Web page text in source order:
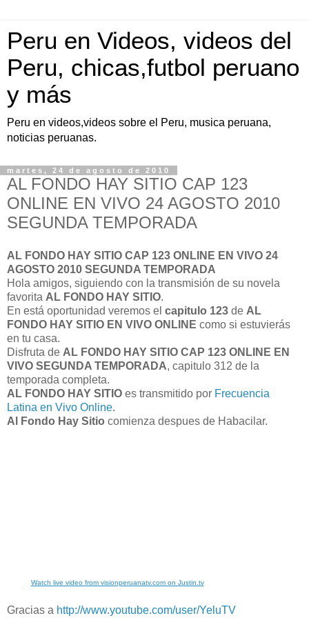
Peru en Videos, videos del
Peru, chicas,futbol peruano
y más
Peru en videos,videos sobre el Peru, musica peruana,
noticias peruanas.
martes, 24 de agosto de 2010
AL FONDO HAY SITIO CAP 123
ONLINE EN VIVO 24 AGOSTO 2010
SEGUNDA TEMPORADA
AL FONDO HAY SITIO CAP 123 ONLINE EN VIVO 24
AGOSTO 2010 SEGUNDA TEMPORADA
Hola amigos, siguiendo con la transmisión de su novela
favorita AL FONDO HAY SITIO.
En está oportunidad veremos el capitulo 123 de AL
FONDO HAY SITIO EN VIVO ONLINE como si estuvierás
en tu casa.
Disfruta de AL FONDO HAY SITIO CAP 123 ONLINE EN
VIVO SEGUNDA TEMPORADA, capitulo 312 de la
temporada completa.
AL FONDO HAY SITIO es transmitido por Frecuencia
Latina en Vivo Online.
Al Fondo Hay Sitio comienza despues de Habacilar.
Watch live video from visionperuanatv.com on Justin.tv
Gracias a http://www.youtube.com/user/YeluTV